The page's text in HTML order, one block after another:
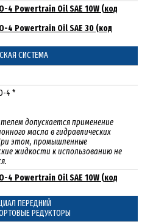
4 Powertrain Oil SAE 10W (код
4 Powertrain Oil SAE 30 (код
СИСТЕМА
4 *
допускается применение
масла в гидравлических
этом, промышленные
жидкости к использованию не
4 Powertrain Oil SAE 10W (код
ПЕРЕДНИЙ
РЕДУКТОРЫ